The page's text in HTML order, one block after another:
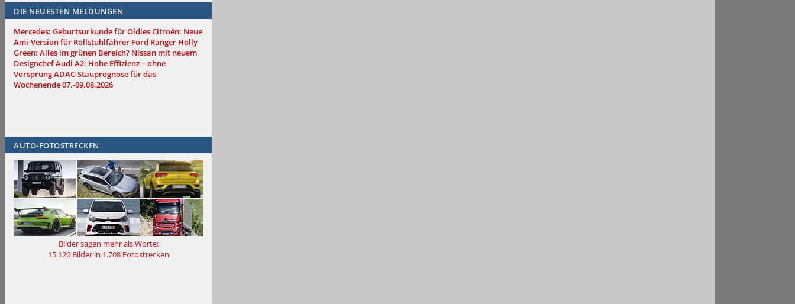
DIE NEUESTEN MELDUNGEN
Mercedes: Geburtsurkunde für OldiesCitroën: Neue
Ami-Version für Rollstuhlfahrer Ford Ranger Holly
Green: Alles im grünen Bereich? Nissan mit neuem
DesignchefAudi A2: Hohe Effizienz – ohne
VorsprungADAC-Stauprognose für das
Wochenende 07.-09.08.2026
AUTO-FOTOSTRECKEN
Bilder sagen mehr als Worte:
15.120 Bilder in 1.708 Fotostrecken